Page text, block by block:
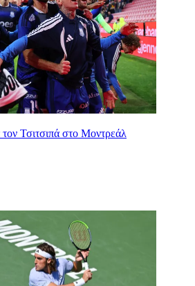
τον Τσιτσιπά στο Μοντρεάλ